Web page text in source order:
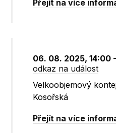
Přejít na více
06. 08. 2025, 14:00
odkaz na událost
Velkoobjemový
Kosořská
Přejít na více